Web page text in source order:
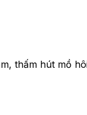
thấm hút mồ